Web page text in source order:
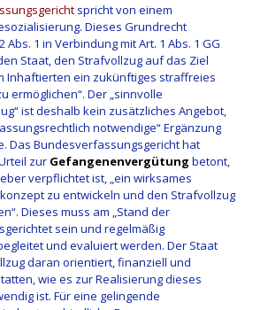
spricht von einem
Dieses Grundrecht
Abs. 1 in Verbindung mit Art. 1 Abs. 1 GG
Staat, den Strafvollzug auf das Ziel
Inhaftierten ein zukünftiges straffreies
ermöglichen“. Der „sinnvolle
ist deshalb kein zusätzliches Angebot,
notwendige“ Ergänzung
Das Bundesverfassungsgericht hat
zur Gefangenenvergütung betont,
verpflichtet ist, „ein wirksames
zu entwickeln und den Strafvollzug
Dieses muss am „Stand der
sein und regelmäßig
und evaluiert werden. Der Staat
daran orientiert, finanziell und
wie es zur Realisierung dieses
ist. Für eine gelingende